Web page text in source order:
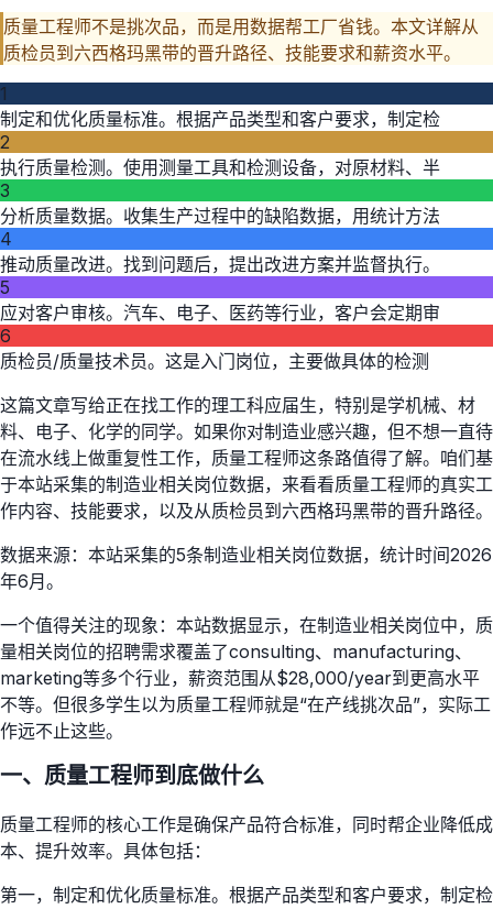
质量工程师不是挑次品，而是用数据帮工厂省钱。本文详解从
质检员到六西格玛黑带的晋升路径、技能要求和薪资水平。
1
制定和优化质量标准。根据产品类型和客户要求，制定检
2
执行质量检测。使用测量工具和检测设备，对原材料、半
3
分析质量数据。收集生产过程中的缺陷数据，用统计方法
4
推动质量改进。找到问题后，提出改进方案并监督执行。
5
应对客户审核。汽车、电子、医药等行业，客户会定期审
6
质检员/质量技术员。这是入门岗位，主要做具体的检测
这篇文章写给正在找工作的理工科应届生，特别是学机械、材
料、电子、化学的同学。如果你对制造业感兴趣，但不想一直待
在流水线上做重复性工作，质量工程师这条路值得了解。咱们基
于本站采集的制造业相关岗位数据，来看看质量工程师的真实工
作内容、技能要求，以及从质检员到六西格玛黑带的晋升路径。
数据来源：本站采集的5条制造业相关岗位数据，统计时间2026
年6月。
一个值得关注的现象：本站数据显示，在制造业相关岗位中，质
量相关岗位的招聘需求覆盖了consulting、manufacturing、
marketing等多个行业，薪资范围从$28,000/year到更高水平
不等。但很多学生以为质量工程师就是“在产线挑次品”，实际工
作远不止这些。
一、质量工程师到底做什么
质量工程师的核心工作是确保产品符合标准，同时帮企业降低成
本、提升效率。具体包括：
第一，制定和优化质量标准。根据产品类型和客户要求，制定检